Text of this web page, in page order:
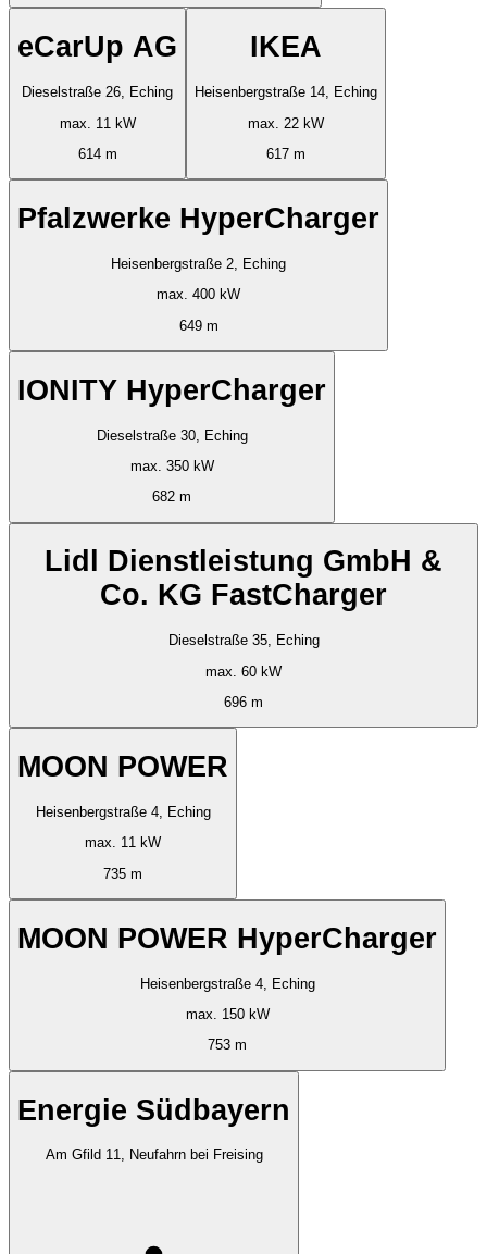
eCarUp AG
Dieselstraße 26, Eching
max. 11 kW
614 m
IKEA
Heisenbergstraße 14, Eching
max. 22 kW
617 m
Pfalzwerke HyperCharger
Heisenbergstraße 2, Eching
max. 400 kW
649 m
IONITY HyperCharger
Dieselstraße 30, Eching
max. 350 kW
682 m
Lidl Dienstleistung GmbH &
Co. KG FastCharger
Dieselstraße 35, Eching
max. 60 kW
696 m
MOON POWER
Heisenbergstraße 4, Eching
max. 11 kW
735 m
MOON POWER HyperCharger
Heisenbergstraße 4, Eching
max. 150 kW
753 m
Energie Südbayern
Am Gfild 11, Neufahrn bei Freising